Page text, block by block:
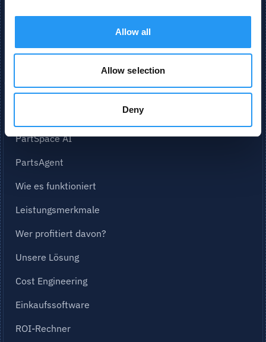
Allow all
Allow selection
Deny
BLEIBEN SIE AUF DEM NEUESTEN STAND
NEWSLETTER-ANMELDUNG
PartSpace AI
PartsAgent
Wie es funktioniert
Leistungsmerkmale
Wer profitiert davon?
Unsere Lösung
Cost Engineering
Einkaufssoftware
ROI-Rechner